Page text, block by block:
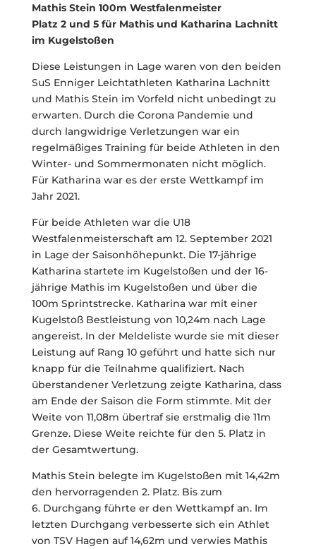
Mathis Stein 100m Westfalenmeister
Platz 2 und 5 für Mathis und Katharina Lachnitt
im Kugelstoßen
Diese Leistungen in Lage waren von den beiden
SuS Enniger Leichtathleten Katharina Lachnitt
und Mathis Stein im Vorfeld nicht unbedingt zu
erwarten. Durch die Corona Pandemie und
durch langwidrige Verletzungen war ein
regelmäßiges Training für beide Athleten in den
Winter- und Sommermonaten nicht möglich.
Für Katharina war es der erste Wettkampf im
Jahr 2021.
Für beide Athleten war die U18
Westfalenmeisterschaft am 12. September 2021
in Lage der Saisonhöhepunkt. Die 17-jährige
Katharina startete im Kugelstoßen und der 16-
jährige Mathis im Kugelstoßen und über die
100m Sprintstrecke. Katharina war mit einer
Kugelstoß Bestleistung von 10,24m nach Lage
angereist. In der Meldeliste wurde sie mit dieser
Leistung auf Rang 10 geführt und hatte sich nur
knapp für die Teilnahme qualifiziert. Nach
überstandener Verletzung zeigte Katharina, dass
am Ende der Saison die Form stimmte. Mit der
Weite von 11,08m übertraf sie erstmalig die 11m
Grenze. Diese Weite reichte für den 5. Platz in
der Gesamtwertung.
Mathis Stein belegte im Kugelstoßen mit 14,42m
den hervorragenden 2. Platz. Bis zum
6. Durchgang führte er den Wettkampf an. Im
letzten Durchgang verbesserte sich ein Athlet
von TSV Hagen auf 14,62m und verwies Mathis